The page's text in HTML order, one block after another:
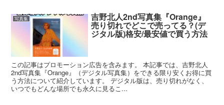
写真集 吉野北人2nd写真集『Orange』
売り切れでどこで売ってる？(デ
ジタル版)格安/最安値で買う方法
この記事はプロモーション広告を含みます。 本記事では、吉野北人
2nd写真集『Orange』（デジタル写真集）をできる限り安くお得に買
う方法について紹介しています。 デジタル版は、売り切れがなく、
いつでもどんな場所でも永久に見るこ...